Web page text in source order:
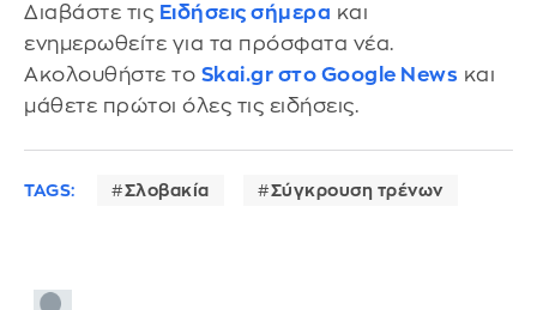
Διαβάστε τις Ειδήσεις σήμερα και
ενημερωθείτε για τα πρόσφατα νέα.
Ακολουθήστε το Skai.gr στο Google News και
μάθετε πρώτοι όλες τις ειδήσεις.
TAGS: Σλοβακία Σύγκρουση τρένων